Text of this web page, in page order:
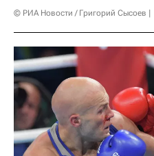
© РИА Новости / Григорий Сысоев